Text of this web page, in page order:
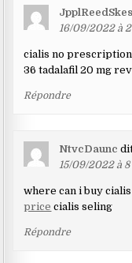
16/09/2022 à
cialis no
36 tadalafil 20 mg
Répondre
NtvcDaunc
15/09/2022 à
where can i buy
price cialis seling
Répondre